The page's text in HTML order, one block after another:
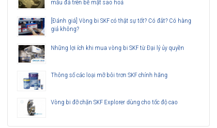
mẫu đá trên bề mặt sao hoả
[Đánh giá] Vòng bi SKF có thật sự tốt? Có đắt? Có hàng
giả không?
Những lợi ích khi mua vòng bi SKF từ Đại lý ủy quyền
Thông số các loại mỡ bôi trơn SKF chính hãng
Vòng bi đỡ chặn SKF Explorer dùng cho tốc độ cao